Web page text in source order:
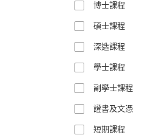
博士課程
碩士課程
深造課程
學士課程
副學士課程
證書及文憑
短期課程